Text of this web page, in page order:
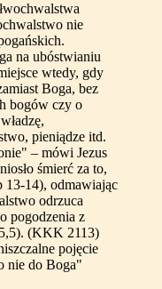
nie
na ubóstwianiu
wtedy, gdy
Boga, bez
bogów czy o
pieniądze itd.
– mówi Jezus
śmierć za to,
13-14), odmawiając
odrzuca
pogodzenia z
(KKK 2113)
pojęcie
nie do Boga"